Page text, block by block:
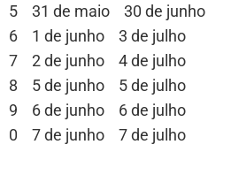
5 31 de maio 30 de junho
6 1 de junho 3 de julho
7 2 de junho 4 de julho
8 5 de junho 5 de julho
9 6 de junho 6 de julho
0 7 de junho 7 de julho